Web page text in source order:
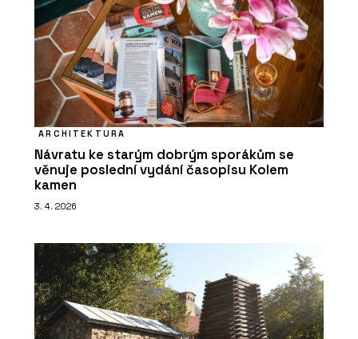
ARCHITEKTURA
Návratu ke starým dobrým sporákům se
věnuje poslední vydání časopisu Kolem
kamen
3. 4. 2026